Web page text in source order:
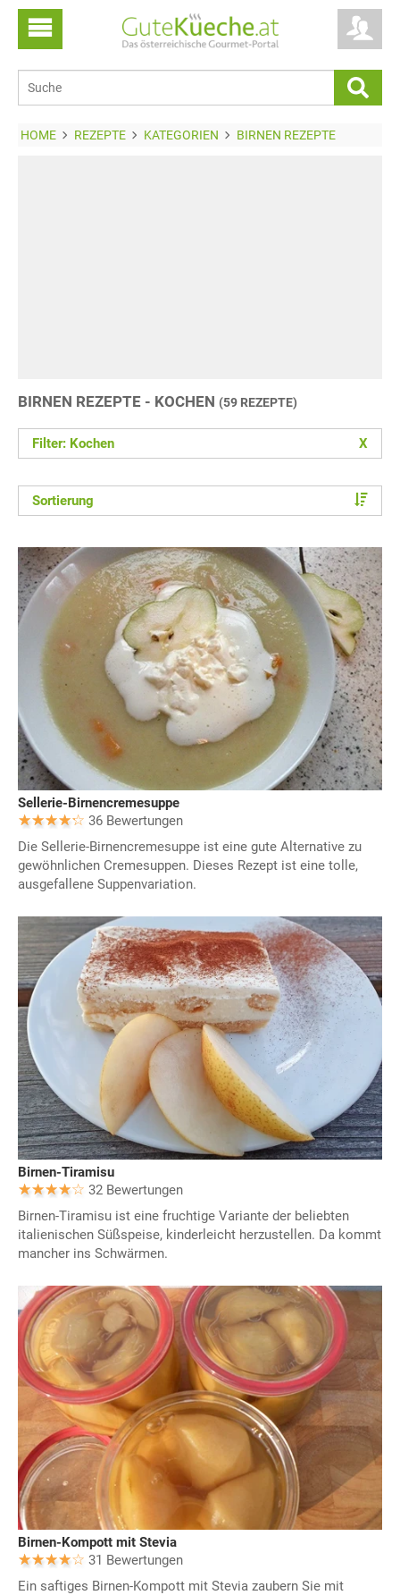
HOME REZEPTE KATEGORIEN BIRNEN REZEPTE
BIRNEN REZEPTE - KOCHEN (59 REZEPTE)
Filter: Kochen X
Sortierung
Sellerie-Birnencremesuppe
36 Bewertungen
Die Sellerie-Birnencremesuppe ist eine gute Alternative zu
gewöhnlichen Cremesuppen. Dieses Rezept ist eine tolle,
ausgefallene Suppenvariation.
Birnen-Tiramisu
32 Bewertungen
Birnen-Tiramisu ist eine fruchtige Variante der beliebten
italienischen Süßspeise, kinderleicht herzustellen. Da kommt
mancher ins Schwärmen.
Birnen-Kompott mit Stevia
31 Bewertungen
Ein saftiges Birnen-Kompott mit Stevia zaubern Sie mit